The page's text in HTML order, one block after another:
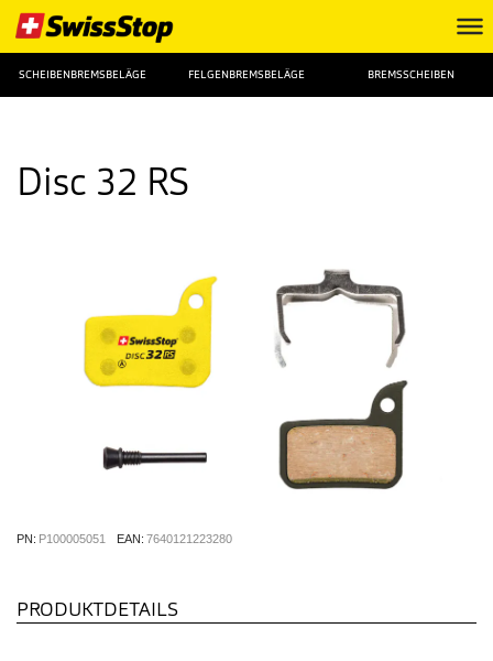
SCHEIBENBREMSBELÄGE FELGENBREMSBELÄGE BREMSSCHEIBEN
Disc 32 RS
PN: P100005051 EAN: 7640121223280
PRODUKTDETAILS